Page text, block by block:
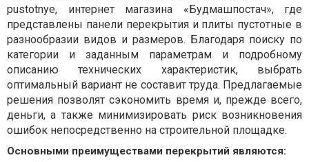
pustotnye, интернет магазина «Будмашпостач», где
представлены панели перекрытия и плиты пустотные в
разнообразии видов и размеров. Благодаря поиску по
категории и заданным параметрам и подробному
описанию технических характеристик, выбрать
оптимальный вариант не составит труда. Предлагаемые
решения позволят сэкономить время и, прежде всего,
деньги, а также минимизировать риск возникновения
ошибок непосредственно на строительной площадке.
Основными преимуществами перекрытий являются: